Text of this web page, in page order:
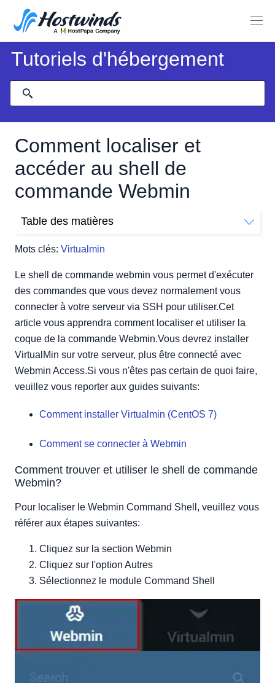
Tutoriels d'hébergement
Comment localiser et
accéder au shell de
commande Webmin
Mots clés: Virtualmin
Table des matières
Webmin?
Le shell de commande webmin vous permet d'exécuter
des commandes que vous devez normalement vous
connecter à votre serveur via SSH pour utiliser.Cet
article vous apprendra comment localiser et utiliser la
coque de la commande Webmin.Vous devrez installer
VirtualMin sur votre serveur, plus être connecté avec
Webmin Access.Si vous n'êtes pas certain de quoi faire,
veuillez vous reporter aux guides suivants:
Comment installer Virtualmin (CentOS 7)
Comment se connecter à Webmin
Comment trouver et utiliser le shell de commande
Webmin?
Pour localiser le Webmin Command Shell, veuillez vous
référer aux étapes suivantes:
Cliquez sur la section Webmin
Cliquez sur l'option Autres
Sélectionnez le module Command Shell